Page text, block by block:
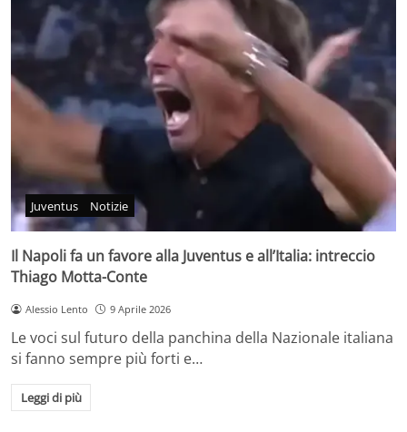
Juventus Notizie
Il Napoli fa un favore alla Juventus e all’Italia: intreccio
Thiago Motta-Conte
Alessio Lento 9 Aprile 2026
Le voci sul futuro della panchina della Nazionale italiana
si fanno sempre più forti e…
Leggi di più